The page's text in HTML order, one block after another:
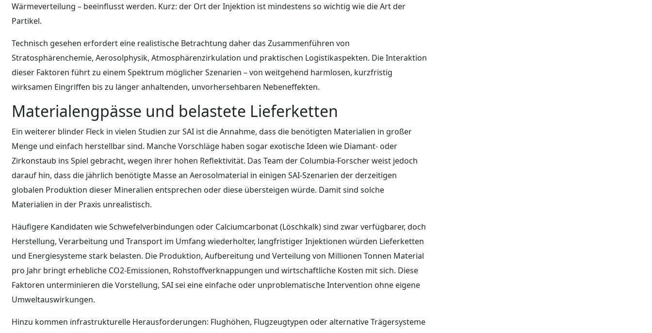
Wärmeverteilung – beeinflusst werden. Kurz: der Ort der Injektion ist mindestens so wichtig wie die Art der
Partikel.
Technisch gesehen erfordert eine realistische Betrachtung daher das Zusammenführen von
Stratosphärenchemie, Aerosolphysik, Atmosphärenzirkulation und praktischen Logistikaspekten. Die Interaktion
dieser Faktoren führt zu einem Spektrum möglicher Szenarien – von weitgehend harmlosen, kurzfristig
wirksamen Eingriffen bis zu länger anhaltenden, unvorhersehbaren Nebeneffekten.
Materialengpässe und belastete Lieferketten
Ein weiterer blinder Fleck in vielen Studien zur SAI ist die Annahme, dass die benötigten Materialien in großer
Menge und einfach herstellbar sind. Manche Vorschläge haben sogar exotische Ideen wie Diamant- oder
Zirkonstaub ins Spiel gebracht, wegen ihrer hohen Reflektivität. Das Team der Columbia-Forscher weist jedoch
darauf hin, dass die jährlich benötigte Masse an Aerosolmaterial in einigen SAI-Szenarien der derzeitigen
globalen Produktion dieser Mineralien entsprechen oder diese übersteigen würde. Damit sind solche
Materialien in der Praxis unrealistisch.
Häufigere Kandidaten wie Schwefelverbindungen oder Calciumcarbonat (Löschkalk) sind zwar verfügbarer, doch
Herstellung, Verarbeitung und Transport im Umfang wiederholter, langfristiger Injektionen würden Lieferketten
und Energiesysteme stark belasten. Die Produktion, Aufbereitung und Verteilung von Millionen Tonnen Material
pro Jahr bringt erhebliche CO2-Emissionen, Rohstoffverknappungen und wirtschaftliche Kosten mit sich. Diese
Faktoren unterminieren die Vorstellung, SAI sei eine einfache oder unproblematische Intervention ohne eigene
Umweltauswirkungen.
Hinzu kommen infrastrukturelle Herausforderungen: Flughöhen, Flugzeugtypen oder alternative Trägersysteme